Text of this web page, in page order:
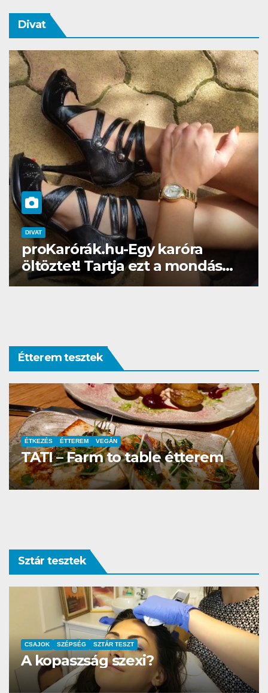
Divat
DIVAT SZÉPSÉG
Gél lakk otthon? Naná, a
Brillbirddel simán!
Étterem tesztek
ÉTTEREM
La Villa Étterem és Pizzéria
Sztár tesztek
AUTÓ-MOTOR SZTÁR TESZT
DS3 és Zanzibár Rita